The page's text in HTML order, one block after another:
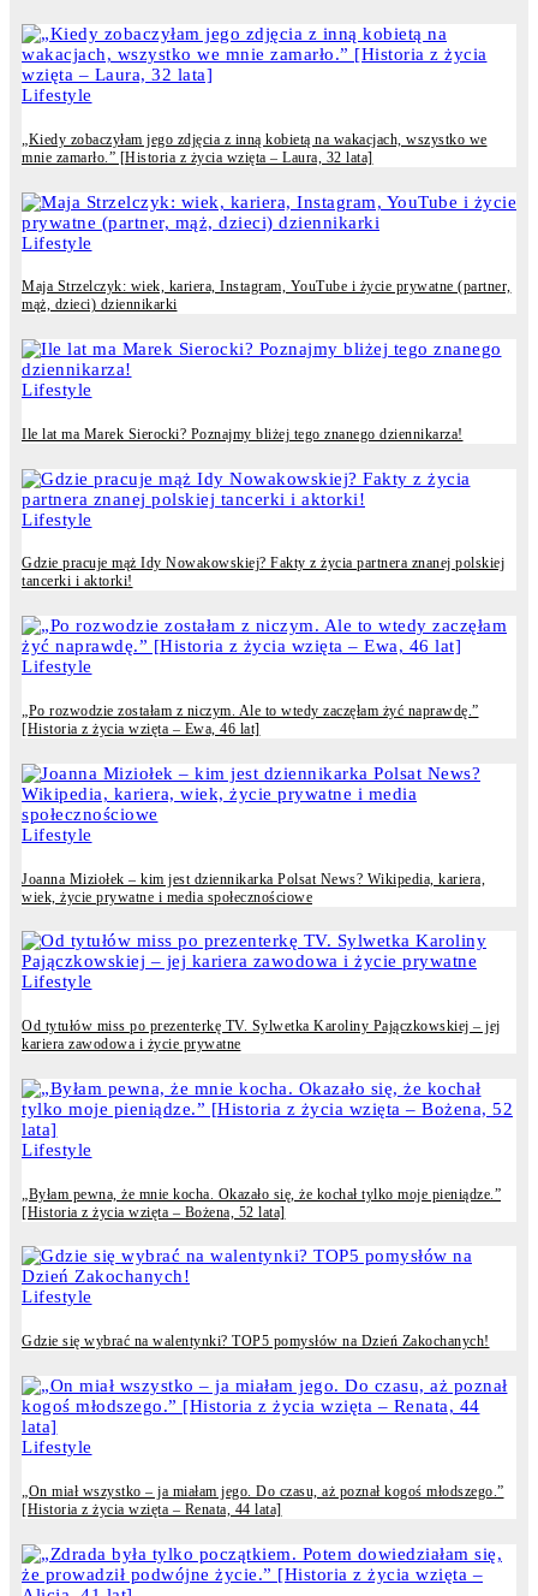
Lifestyle
„Kiedy zobaczyłam jego zdjęcia z inną kobietą na wakacjach, wszystko we
mnie zamarło.” [Historia z życia wzięta – Laura, 32 lata]
Lifestyle
Maja Strzelczyk: wiek, kariera, Instagram, YouTube i życie prywatne (partner,
mąż, dzieci) dziennikarki
Lifestyle
Ile lat ma Marek Sierocki? Poznajmy bliżej tego znanego dziennikarza!
Lifestyle
Gdzie pracuje mąż Idy Nowakowskiej? Fakty z życia partnera znanej polskiej
tancerki i aktorki!
Lifestyle
„Po rozwodzie zostałam z niczym. Ale to wtedy zaczęłam żyć naprawdę.”
[Historia z życia wzięta – Ewa, 46 lat]
Lifestyle
Joanna Miziołek – kim jest dziennikarka Polsat News? Wikipedia, kariera,
wiek, życie prywatne i media społecznościowe
Lifestyle
Od tytułów miss po prezenterkę TV. Sylwetka Karoliny Pajączkowskiej – jej
kariera zawodowa i życie prywatne
Lifestyle
„Byłam pewna, że mnie kocha. Okazało się, że kochał tylko moje pieniądze.”
[Historia z życia wzięta – Bożena, 52 lata]
Lifestyle
Gdzie się wybrać na walentynki? TOP5 pomysłów na Dzień Zakochanych!
Lifestyle
„On miał wszystko – ja miałam jego. Do czasu, aż poznał kogoś młodszego.”
[Historia z życia wzięta – Renata, 44 lata]